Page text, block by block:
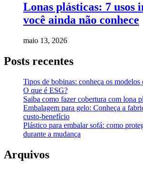
Lonas plásticas: 7 usos
você ainda não conhece
maio 13, 2026
Posts recentes
Tipos de bobinas: conheça os
O que é ESG?
Saiba como fazer cobertura com lona
Embalagem para gelo: Conheça a
custo-benefício
Plástico para embalar sofá: como
durante a mudança
Arquivos